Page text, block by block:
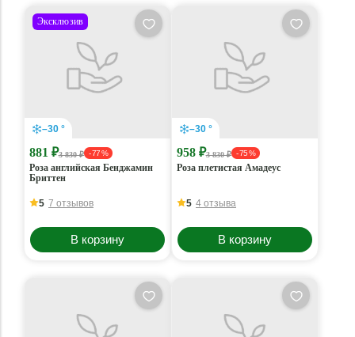
Эксклюзив
–30 °
881 ₽3 830 ₽ - 77 %
Роза английская Бенджамин
Бриттен
5 7 отзывов
В корзину
–30 °
958 ₽3 830 ₽ - 75 %
Роза плетистая Амадеус
5 4 отзыва
В корзину